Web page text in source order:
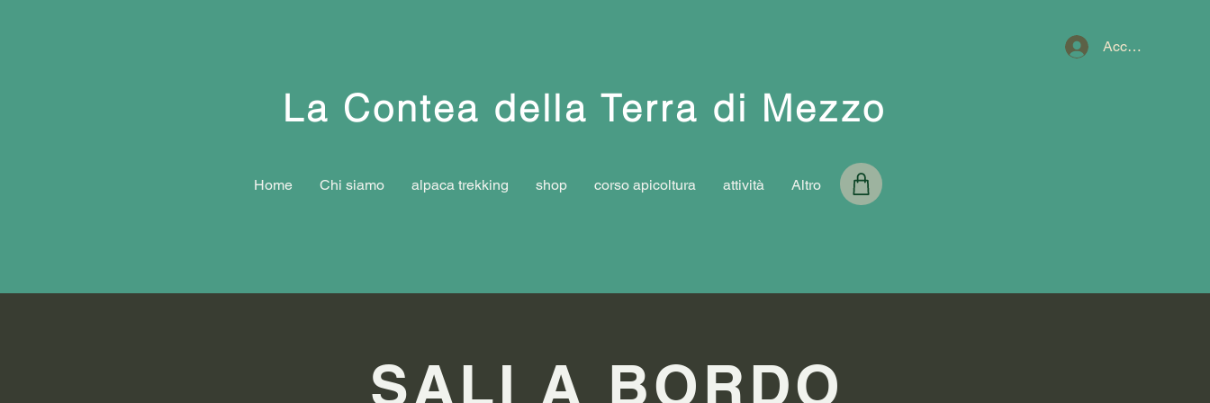
La Contea della Terra di Mezzo
Accedi
Home Chi siamo alpaca trekking shop corso apicoltura attività Altro
SALI A BORDO